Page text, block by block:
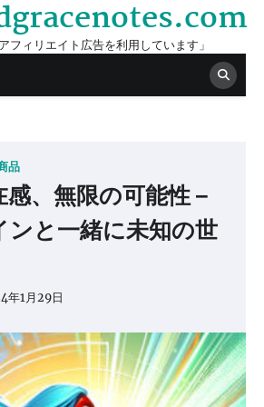
フィリエイト広告を利用しています」
品
感、無限の可能性 –
ンと一緒に未知の世
年1月29日